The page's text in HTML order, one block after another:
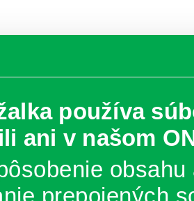
používa
ani v našom